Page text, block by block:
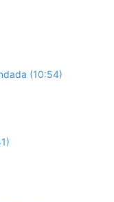
(10:54)